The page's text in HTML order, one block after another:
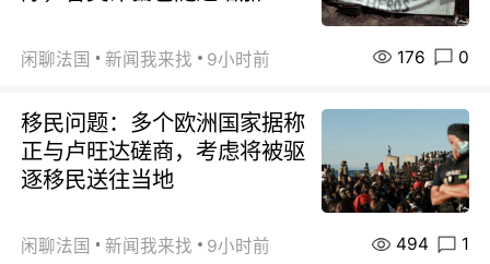
闲聊法国 新闻我来找 9小时前 176 0
移民问题：多个欧洲国家据称
正与卢旺达磋商，考虑将被驱
逐移民送往当地
闲聊法国 新闻我来找 9小时前 494 1